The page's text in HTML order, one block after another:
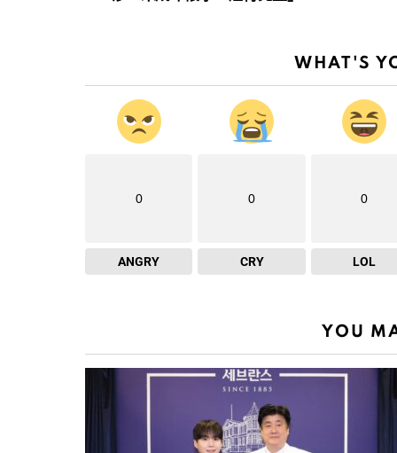
WHAT'S
0
ANGRY
0
CRY
0
LOL
YOU